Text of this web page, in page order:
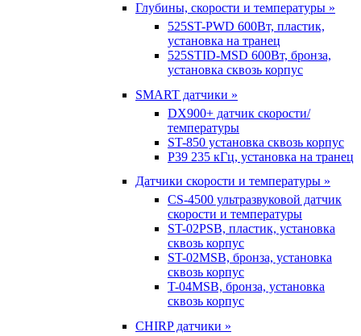
Глубины, скорости и температуры »
525ST-PWD 600Вт, пластик,
установка на транец
525STID-MSD 600Вт, бронза,
установка сквозь корпус
SMART датчики »
DX900+ датчик скорости/
температуры
ST-850 установка сквозь корпус
P39 235 кГц, установка на транец
Датчики скорости и температуры »
CS-4500 ультразвуковой датчик
скорости и температуры
ST-02PSB, пластик, установка
сквозь корпус
ST-02MSB, бронза, установка
сквозь корпус
T-04MSB, бронза, установка
сквозь корпус
CHIRP датчики »